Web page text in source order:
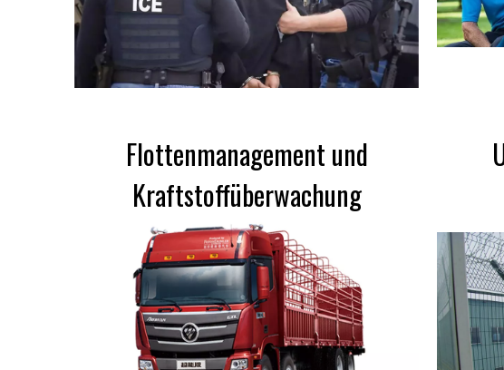
Flottenmanagement und
Kraftstoffüberwachung